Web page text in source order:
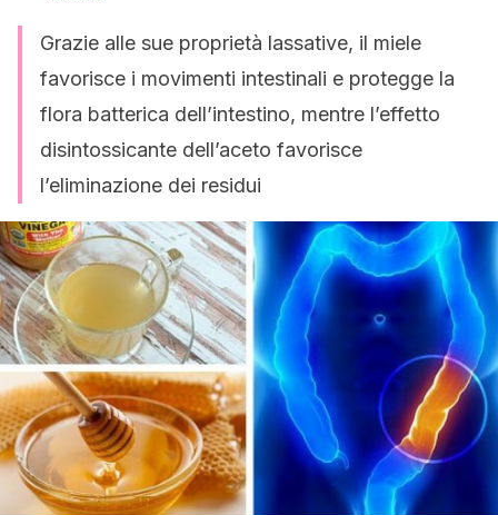
Grazie alle sue proprietà lassative, il miele
favorisce i movimenti intestinali e protegge la
flora batterica dell’intestino, mentre l’effetto
disintossicante dell’aceto favorisce
l’eliminazione dei residui